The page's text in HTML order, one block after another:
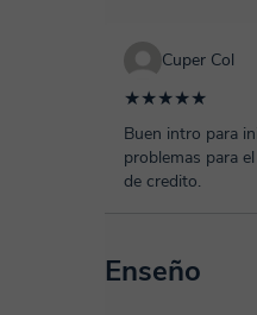
Cuper Col
★★★★★
Buen intro para
problemas para
de credito.
Enseño